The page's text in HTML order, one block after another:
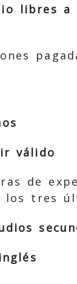
libres a
válido
de
tres